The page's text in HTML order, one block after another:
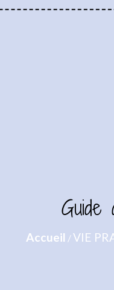
Guide
Accueil /VIE